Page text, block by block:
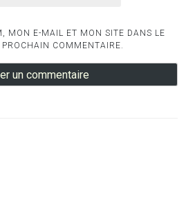
MON E-MAIL ET MON SITE DANS LE
COMMENTAIRE.